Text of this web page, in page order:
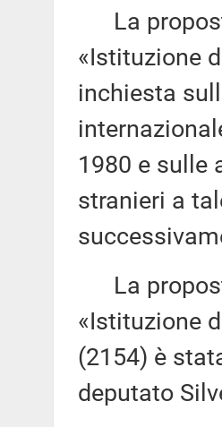
La
«Istituzione
inchiesta
1980 e sulle
stranieri a
La
«Istituzione
(2154) è
deputato